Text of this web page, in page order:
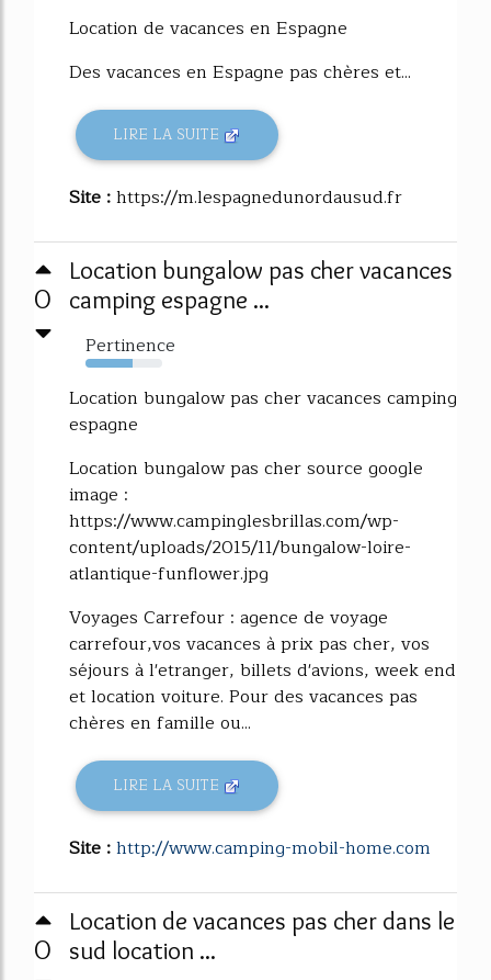
Location de vacances en Espagne
Des vacances en Espagne pas chères et...
LIRE LA SUITE
Site :https://m.lespagnedunordausud.fr
0
Location bungalow pas cher vacances
camping espagne ...
Pertinence
61%
Location bungalow pas cher vacances camping
espagne
Location bungalow pas cher source google
image :
https://www.campinglesbrillas.com/wp-
content/uploads/2015/11/bungalow-loire-
atlantique-funflower.jpg
Voyages Carrefour : agence de voyage
carrefour,vos vacances à prix pas cher, vos
séjours à l'etranger, billets d'avions, week end
et location voiture. Pour des vacances pas
chères en famille ou...
LIRE LA SUITE
Site :http://www.camping-mobil-home.com
0
Location de vacances pas cher dans le
sud location ...